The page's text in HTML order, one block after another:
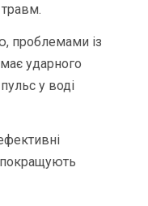
проблемами із
ударного
у воді